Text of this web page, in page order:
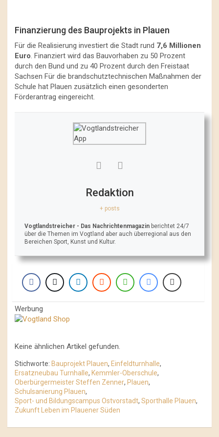
Finanzierung des Bauprojekts in Plauen
Für die Realisierung investiert die Stadt rund 7,6 Millionen
Euro. Finanziert wird das Bauvorhaben zu 50 Prozent
durch den Bund und zu 40 Prozent durch den Freistaat
Sachsen Für die brandschutztechnischen Maßnahmen der
Schule hat Plauen zusätzlich einen gesonderten
Förderantrag eingereicht.
Redaktion
+ posts
Vogtlandstreicher - Das Nachrichtenmagazin berichtet 24/7
über die Themen im Vogtland aber auch überregional aus den
Bereichen Sport, Kunst und Kultur.
Werbung
Keine ähnlichen Artikel gefunden.
Stichworte: Bauprojekt Plauen, Einfeldturnhalle,
Ersatzneubau Turnhalle, Kemmler-Oberschule,
Oberbürgermeister Steffen Zenner, Plauen,
Schulsanierung Plauen,
Sport- und Bildungscampus Ostvorstadt, Sporthalle Plauen,
Zukunft Leben im Plauener Süden